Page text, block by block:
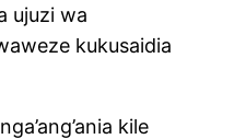
ujuzi wa
kukusaidia
kile